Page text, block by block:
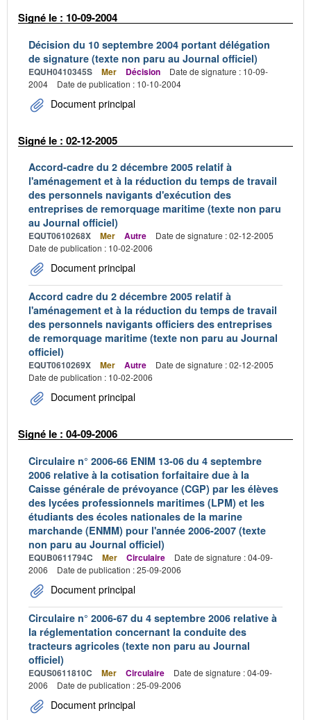
Signé le : 10-09-2004
Décision du 10 septembre 2004 portant délégation
de signature (texte non paru au Journal officiel)
EQUH0410345S Mer Décision
Date de signature : 10-09-
2004
Date de publication : 10-10-2004
Document principal
Signé le : 02-12-2005
Accord-cadre du 2 décembre 2005 relatif à
l'aménagement et à la réduction du temps de travail
des personnels navigants d'exécution des
entreprises de remorquage maritime (texte non paru
au Journal officiel)
EQUT0610268X Mer Autre
Date de signature : 02-12-2005
Date de publication : 10-02-2006
Document principal
Accord cadre du 2 décembre 2005 relatif à
l'aménagement et à la réduction du temps de travail
des personnels navigants officiers des entreprises
de remorquage maritime (texte non paru au Journal
officiel)
EQUT0610269X Mer Autre
Date de signature : 02-12-2005
Date de publication : 10-02-2006
Document principal
Signé le : 04-09-2006
Circulaire n° 2006-66 ENIM 13-06 du 4 septembre
2006 relative à la cotisation forfaitaire due à la
Caisse générale de prévoyance (CGP) par les élèves
des lycées professionnels maritimes (LPM) et les
étudiants des écoles nationales de la marine
marchande (ENMM) pour l'année 2006-2007 (texte
non paru au Journal officiel)
EQUB0611794C Mer Circulaire
Date de signature : 04-09-
2006
Date de publication : 25-09-2006
Document principal
Circulaire n° 2006-67 du 4 septembre 2006 relative à
la réglementation concernant la conduite des
tracteurs agricoles (texte non paru au Journal
officiel)
EQUS0611810C Mer Circulaire
Date de signature : 04-09-
2006
Date de publication : 25-09-2006
Document principal